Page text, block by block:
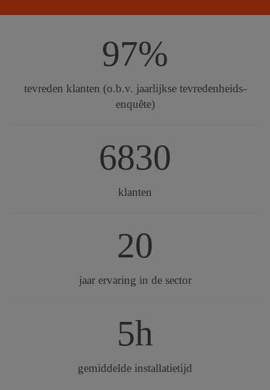
97%
tevreden klanten (o.b.v. jaarlijkse tevredenheids-
enquête)
6830
klanten
20
jaar ervaring in de sector
5h
gemiddelde installatietijd